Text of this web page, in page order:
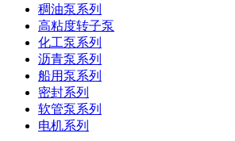
稠油泵系列
高粘度转子泵
化工泵系列
沥青泵系列
船用泵系列
密封系列
软管泵系列
电机系列